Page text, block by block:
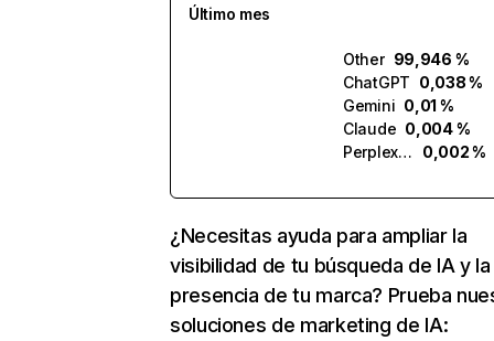
Último mes
Other 99,946 %
ChatGPT 0,038 %
Gemini 0,01 %
Claude 0,004 %
Perplexity
0,002 %
¿Necesitas ayuda para ampliar la
visibilidad de tu búsqueda de IA y la
presencia de tu marca? Prueba
soluciones de marketing de IA: